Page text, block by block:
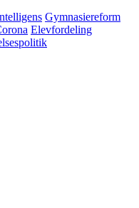
Gymnasiereform
Elevfordeling